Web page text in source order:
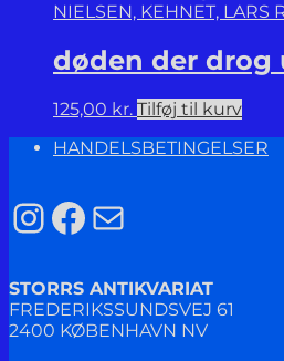
NIELSEN, KEHNET, LARS
døden der drog
125,00 kr. Tilføj til kurv
HANDELSBETINGELSER
Instagram
Facebook
Mail
STORRS ANTIKVARIAT
FREDERIKSSUNDSVEJ 61
2400 KØBENHAVN NV